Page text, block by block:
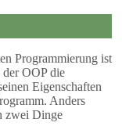
Programmierung ist
OOP die
Eigenschaften
Anders
zwei Dinge